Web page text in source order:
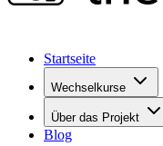
Startseite
Wechselkurse
Über das Projekt
Blog